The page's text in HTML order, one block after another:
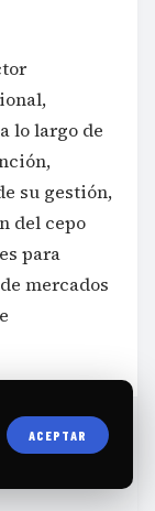
lo largo de
su gestión,
del cepo
para
mercados
ACEPTAR